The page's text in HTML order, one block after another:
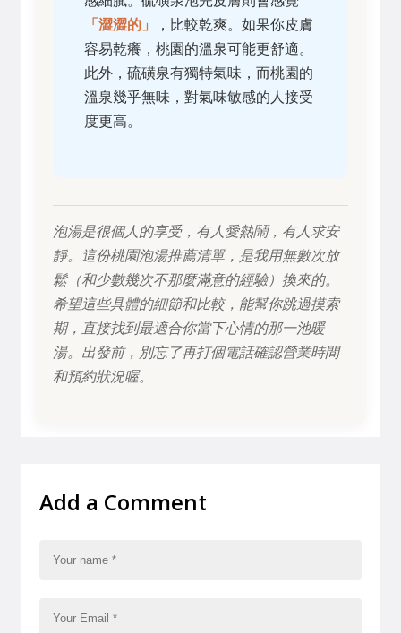
「澀澀的」
，比較乾爽。如果你皮膚
容易乾癢，桃園的溫泉可能更舒適。
此外，硫磺泉有獨特氣味，而桃園的
溫泉幾乎無味，對氣味敏感的人接受
度更高。
泡湯是很個人的享受，有人愛熱鬧，有人求安
靜。這份桃園泡湯推薦清單，是我用無數次放
鬆（和少數幾次不那麼滿意的經驗）換來的。
希望這些具體的細節和比較，能幫你跳過摸索
期，直接找到最適合你當下心情的那一池暖
湯。出發前，別忘了再打個電話確認營業時間
和預約狀況喔。
Add a Comment